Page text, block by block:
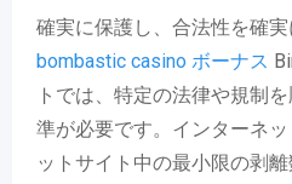
確実に保護し、合法性を確
bombastic casino ボーナス
トでは、特定の法律や規制
準が必要です。インターネ
ットサイト中の最小限の剥